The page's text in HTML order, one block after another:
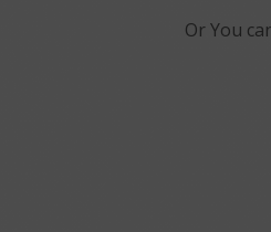
Or You